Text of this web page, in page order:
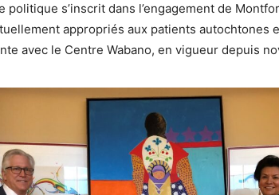
politique s’inscrit dans l’engagement de
appropriés aux patients autochtones
avec le Centre Wabano, en vigueur depuis